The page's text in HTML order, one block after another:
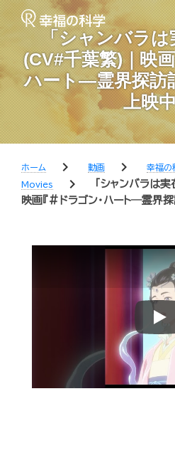
「シャンバラ
(CV#千葉繁)｜映
ハート―霊界探訪
上映
ホーム chevron_right 動画 chevron_right 幸福の
Movies
chevron_right
「シャンバラは
映画『#ドラゴン・ハート―霊界